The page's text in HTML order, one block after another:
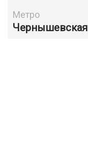
Метро
Чернышевская